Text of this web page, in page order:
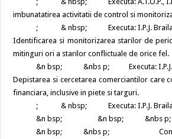
imbunatatirea activitatii de control si
; & nbsp; Executa: I.P.J. Braila,
Identificarea si monitorizarea starilor de
mitinguri ori a starilor conflictuale
&n bsp; &nbs p; Executa: I.P.J.
Depistarea si cercetarea comerciantilor care
financiara, inclusive in piete si
; & nbsp; Executa: I.P.J. Braila,
&n bsp; &n bsp; &nbs p; Publice
&n bsp; &nbs p;